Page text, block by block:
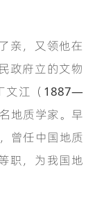
，又领他在
政府立的文物
文江（1887—
地质学家。早
曾任中国地质
职，为我国地